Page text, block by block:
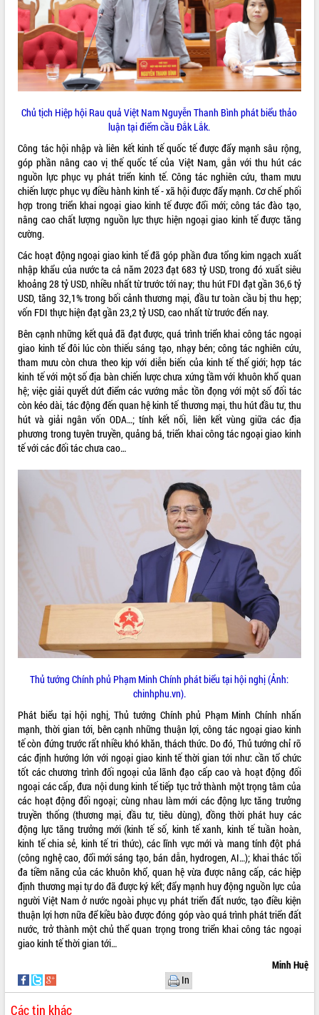
THỐNG KÊ TRUY CẬP
Hôm nay:
4937
Tất cả: 66017677
Chủ tịch Hiệp hội Rau quả Việt Nam Nguyễn Thanh Bình phát biểu thảo
luận tại điểm cầu Đắk Lắk.
Công tác hội nhập và liên kết kinh tế quốc tế được đẩy mạnh sâu rộng,
góp phần nâng cao vị thế quốc tế của Việt Nam, gắn với thu hút các
nguồn lực phục vụ phát triển kinh tế. Công tác nghiên cứu, tham mưu
chiến lược phục vụ điều hành kinh tế - xã hội được đẩy mạnh. Cơ chế phối
hợp trong triển khai ngoại giao kinh tế được đổi mới; công tác đào tạo,
nâng cao chất lượng nguồn lực thực hiện ngoại giao kinh tế được tăng
cường.
Các hoạt động ngoại giao kinh tế đã góp phần đưa tổng kim ngạch xuất
nhập khẩu của nước ta cả năm 2023 đạt 683 tỷ USD, trong đó xuất siêu
khoảng 28 tỷ USD, nhiều nhất từ trước tới nay; thu hút FDI đạt gần 36,6 tỷ
USD, tăng 32,1% trong bối cảnh thương mại, đầu tư toàn cầu bị thu hẹp;
vốn FDI thực hiện đạt gần 23,2 tỷ USD, cao nhất từ trước đến nay.
Bên cạnh những kết quả đã đạt được, quá trình triển khai công tác ngoại
giao kinh tế đôi lúc còn thiếu sáng tạo, nhạy bén; công tác nghiên cứu,
tham mưu còn chưa theo kịp với diễn biến của kinh tế thế giới; hợp tác
kinh tế với một số địa bàn chiến lược chưa xứng tầm với khuôn khổ quan
hệ; việc giải quyết dứt điểm các vướng mắc tồn đọng với một số đối tác
còn kéo dài, tác động đến quan hệ kinh tế thương mại, thu hút đầu tư, thu
hút và giải ngân vốn ODA…; tính kết nối, liên kết vùng giữa các địa
phương trong tuyên truyền, quảng bá, triển khai công tác ngoại giao kinh
tế với các đối tác chưa cao…
Thủ tướng Chính phủ Phạm Minh Chính phát biểu tại hội nghị (Ảnh:
chinhphu.vn).
Phát biểu tại hội nghị, Thủ tướng Chính phủ Phạm Minh Chính nhấn
mạnh, thời gian tới, bên cạnh những thuận lợi, công tác ngoại giao kinh
tế còn đứng trước rất nhiều khó khăn, thách thức. Do đó, Thủ tướng chỉ rõ
các định hướng lớn với ngoại giao kinh tế thời gian tới như: cần tổ chức
tốt các chương trình đối ngoại của lãnh đạo cấp cao và hoạt động đối
ngoại các cấp, đưa nội dung kinh tế tiếp tục trở thành một trọng tâm của
các hoạt động đối ngoại; cùng nhau làm mới các động lực tăng trưởng
truyền thống (thương mại, đầu tư, tiêu dùng), đồng thời phát huy các
động lực tăng trưởng mới (kinh tế số, kinh tế xanh, kinh tế tuần hoàn,
kinh tế chia sẻ, kinh tế tri thức), các lĩnh vực mới và mang tính đột phá
(công nghệ cao, đổi mới sáng tạo, bán dẫn, hydrogen, AI…); khai thác tối
đa tiềm năng của các khuôn khổ, quan hệ vừa được nâng cấp, các hiệp
định thương mại tự do đã được ký kết; đẩy mạnh huy động nguồn lực của
người Việt Nam ở nước ngoài phục vụ phát triển đất nước, tạo điều kiện
thuận lợi hơn nữa để kiều bào được đóng góp vào quá trình phát triển đất
nước, trở thành một chủ thể quan trọng trong triển khai công tác ngoại
giao kinh tế thời gian tới…
Minh Huệ
In
Các tin khác